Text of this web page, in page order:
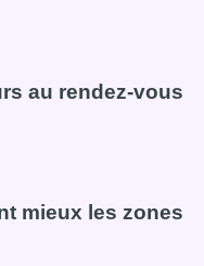
de pub inattendu grâce
au rendez-vous
au rendez-vous
mieux les zones